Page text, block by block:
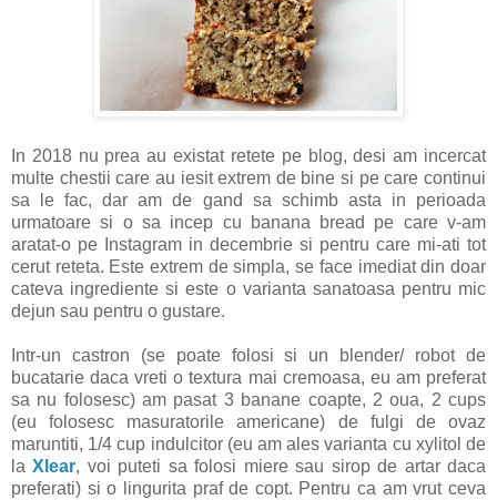
In 2018 nu prea au existat retete pe blog, desi am incercat
multe chestii care au iesit extrem de bine si pe care continui
sa le fac, dar am de gand sa schimb asta in perioada
urmatoare si o sa incep cu banana bread pe care v-am
aratat-o pe Instagram in decembrie si pentru care mi-ati tot
cerut reteta. Este extrem de simpla, se face imediat din doar
cateva ingrediente si este o varianta sanatoasa pentru mic
dejun sau pentru o gustare.
Intr-un castron (se poate folosi si un blender/ robot de
bucatarie daca vreti o textura mai cremoasa, eu am preferat
sa nu folosesc) am pasat 3 banane coapte, 2 oua, 2 cups
(eu folosesc masuratorile americane) de fulgi de ovaz
maruntiti, 1/4 cup indulcitor (eu am ales varianta cu xylitol de
laXlear, voi puteti sa folosi miere sau sirop de artar daca
preferati) si o lingurita praf de copt. Pentru ca am vrut ceva